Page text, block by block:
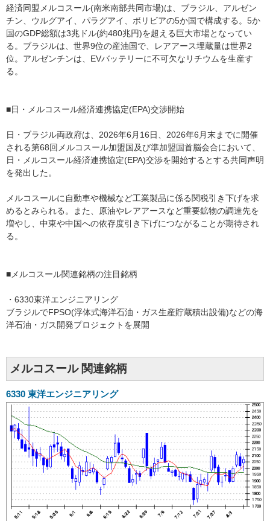
経済同盟メルコスール(南米南部共同市場)は、ブラジル、アルゼン
チン、ウルグアイ、パラグアイ、ボリビアの5か国で構成する。5か
国のGDP総額は3兆ドル(約480兆円)を超える巨大市場となってい
る。ブラジルは、世界9位の産油国で、レアアース埋蔵量は世界2
位。アルゼンチンは、EVバッテリーに不可欠なリチウムを生産す
る。
■日・メルコスール経済連携協定(EPA)交渉開始
日・ブラジル両政府は、2026年6月16日、2026年6月末までに開催
される第68回メルコスール加盟国及び準加盟国首脳会合において、
日・メルコスール経済連携協定(EPA)交渉を開始するとする共同声明
を発出した。
メルコスールに自動車や機械など工業製品に係る関税引き下げを求
めるとみられる。また、原油やレアアースなど重要鉱物の調達先を
増やし、中東や中国への依存度引き下げにつながることが期待され
る。
■メルコスール関連銘柄の注目銘柄
・6330東洋エンジニアリング
ブラジルでFPSO(浮体式海洋石油・ガス生産貯蔵積出設備)などの海
洋石油・ガス開発プロジェクトを展開
メルコスール 関連銘柄
6330 東洋エンジニアリング